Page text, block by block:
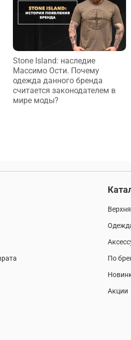
Stone Island: наследие
Массимо Ости. Почему
одежда данного бренда
считается законодателем в
мире моды?
По
Акции